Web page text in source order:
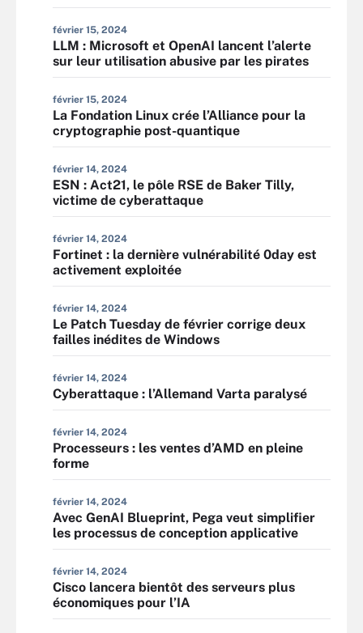
février 15, 2024
LLM : Microsoft et OpenAI lancent l’alerte
sur leur utilisation abusive par les pirates
février 15, 2024
La Fondation Linux crée l’Alliance pour la
cryptographie post-quantique
février 14, 2024
ESN : Act21, le pôle RSE de Baker Tilly,
victime de cyberattaque
février 14, 2024
Fortinet : la dernière vulnérabilité 0day est
activement exploitée
février 14, 2024
Le Patch Tuesday de février corrige deux
failles inédites de Windows
février 14, 2024
Cyberattaque : l’Allemand Varta paralysé
février 14, 2024
Processeurs : les ventes d’AMD en pleine
forme
février 14, 2024
Avec GenAI Blueprint, Pega veut simplifier
les processus de conception applicative
février 14, 2024
Cisco lancera bientôt des serveurs plus
économiques pour l’IA